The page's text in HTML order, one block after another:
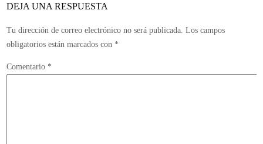
DEJA UNA RESPUESTA
Tu dirección de correo electrónico no será publicada. Los campos
obligatorios están marcados con *
Comentario *